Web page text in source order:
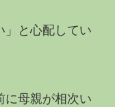
」と心配してい
に母親が相次い